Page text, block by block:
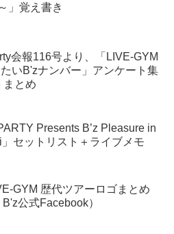
」覚え書き
会報116号より、「LIVE-GYM
いB'zナンバー」アンケート集
まとめ
Presents B’z Pleasure in
セットリスト＋ライブメモ
GYM 歴代ツアーロゴまとめ
B'z公式Facebook）